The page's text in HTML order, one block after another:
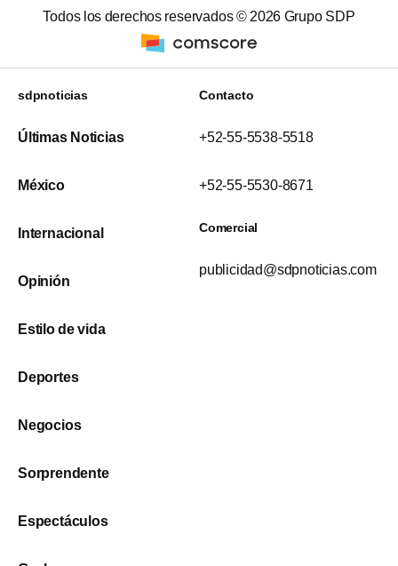
Todos los derechos reservados © 2026 Grupo SDP
sdpnoticias
Últimas Noticias
México
Internacional
Opinión
Estilo de vida
Deportes
Negocios
Sorprendente
Espectáculos
Contacto
+52-55-5538-5518
+52-55-5530-8671
Comercial
publicidad@sdpnoticias.com